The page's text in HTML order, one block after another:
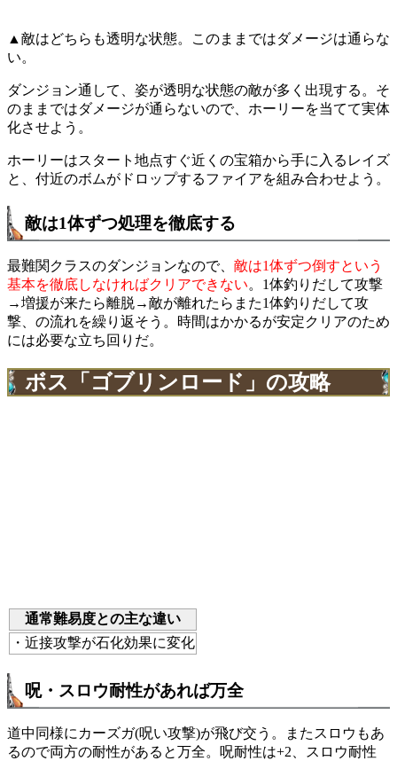
▲敵はどちらも透明な状態。このままではダメージは通らな
い。
ダンジョン通して、姿が透明な状態の敵が多く出現する。そ
のままではダメージが通らないので、ホーリーを当てて実体
化させよう。
ホーリーはスタート地点すぐ近くの宝箱から手に入るレイズ
と、付近のボムがドロップするファイアを組み合わせよう。
敵は1体ずつ処理を徹底する
最難関クラスのダンジョンなので、 敵は1体ずつ倒すという
基本を徹底しなければクリアできない。1体釣りだして攻撃
→増援が来たら離脱→敵が離れたらまた1体釣りだして攻
撃、の流れを繰り返そう。時間はかかるが安定クリアのため
には必要な立ち回りだ。
ボス「ゴブリンロード」の攻略
通常難易度との主な違い
・近接攻撃が石化効果に変化
呪・スロウ耐性があれば万全
道中同様にカーズガ(呪い攻撃)が飛び交う。またスロウもあ
るので両方の耐性があると万全。呪耐性は+2、スロウ耐性